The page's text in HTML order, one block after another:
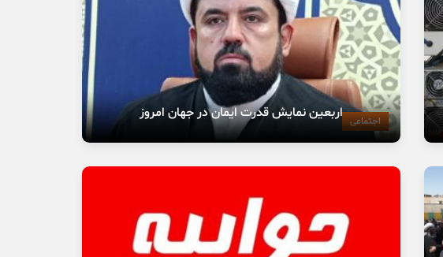
اجتماعی اربعین نمایش قدرت ایمان در جهان امروز